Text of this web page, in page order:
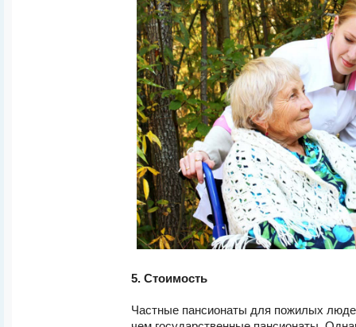
5. Стоимость
Частные пансионаты для пожилых